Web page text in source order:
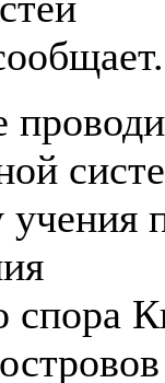
спора